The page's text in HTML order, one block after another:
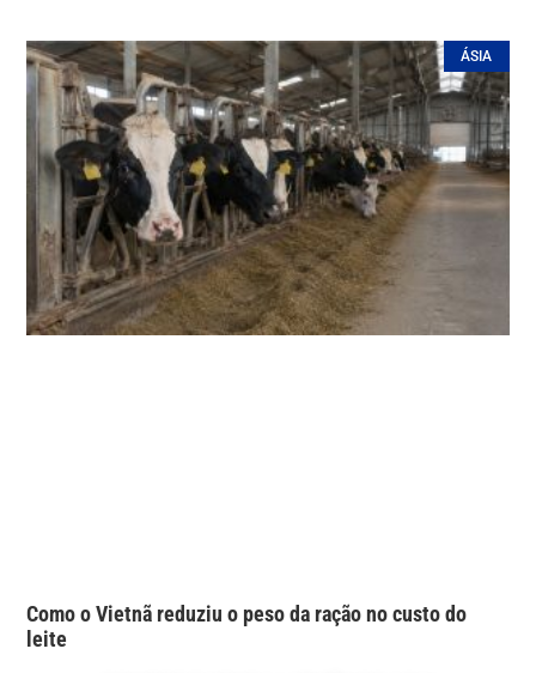
ÁSIA
Como o Vietnã reduziu o peso da ração no custo do
leite